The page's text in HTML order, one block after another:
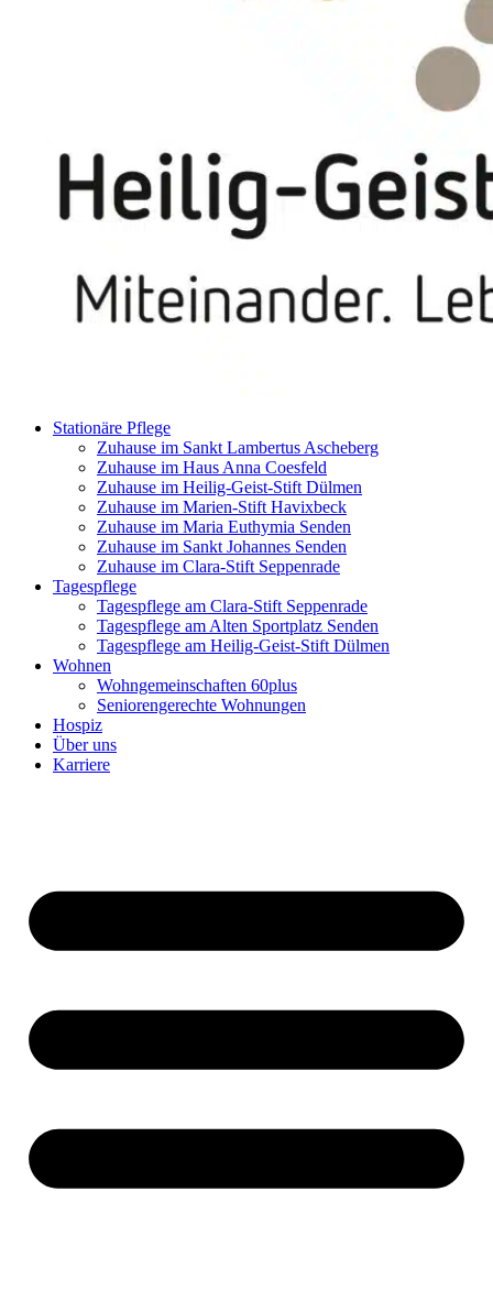
Stationäre Pflege
Zuhause im Sankt Lambertus Ascheberg
Zuhause im Haus Anna Coesfeld
Zuhause im Heilig-Geist-Stift Dülmen
Zuhause im Marien-Stift Havixbeck
Zuhause im Maria Euthymia Senden
Zuhause im Sankt Johannes Senden
Zuhause im Clara-Stift Seppenrade
Tagespflege
Tagespflege am Clara-Stift Seppenrade
Tagespflege am Alten Sportplatz Senden
Tagespflege am Heilig-Geist-Stift Dülmen
Wohnen
Wohngemeinschaften 60plus
Seniorengerechte Wohnungen
Hospiz
Über uns
Karriere